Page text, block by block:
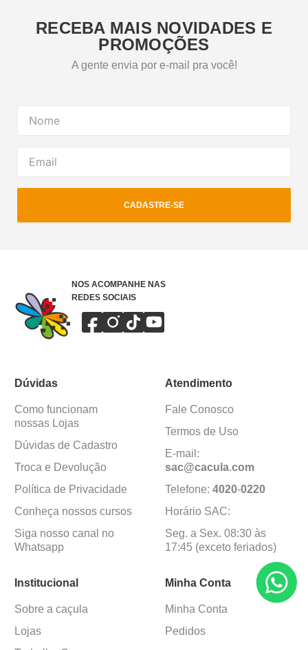
RECEBA MAIS NOVIDADES E
PROMOÇÕES
A gente envia por e-mail pra você!
CADASTRE-SE
NOS ACOMPANHE NAS
REDES SOCIAIS
Dúvidas
Como funcionam
nossas Lojas
Dúvidas de Cadastro
Troca e Devolução
Política de Privacidade
Conheça nossos cursos
Siga nosso canal no
Whatsapp
Atendimento
Fale Conosco
Termos de Uso
E-mail:
sac@cacula.com
Telefone: 4020-0220
Horário SAC:
Seg. a Sex. 08:30 às
17:45 (exceto feriados)
Institucional
Sobre a caçula
Lojas
Minha Conta
Minha Conta
Pedidos